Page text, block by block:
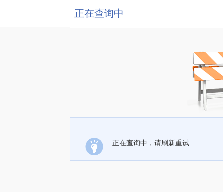
正在查询中
正在查询中，请刷新重试